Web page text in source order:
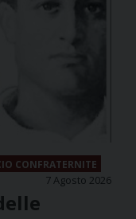
CONFRATERNITE
7 Agosto 2026